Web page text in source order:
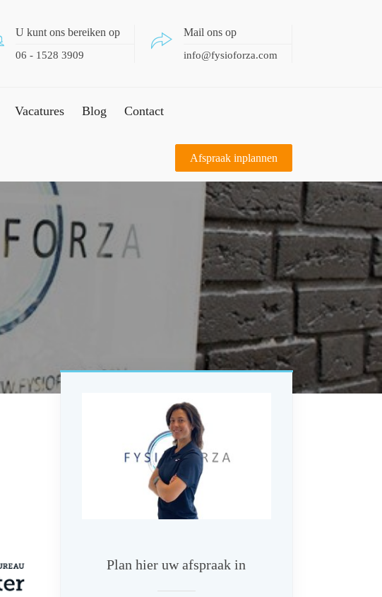
Mail ons op
info@fysioforza.com
U kunt ons bereiken op
06 - 1528 3909
Vacatures Blog Contact
Afspraak inplannen
Plan hier uw afspraak in